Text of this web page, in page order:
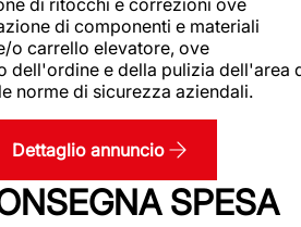
di componenti e materiali
o carrello elevatore, ove
dell'ordine e della pulizia dell'area
norme di sicurezza aziendali.
Dettaglio annuncio
SPESA